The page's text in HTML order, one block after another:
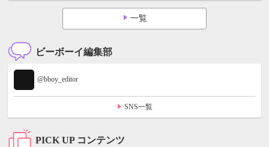
一覧
ビーボーイ編集部
@bboy_editor
SNS一覧
PICK UP コンテンツ